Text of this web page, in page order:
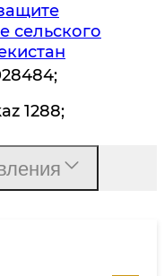
сельского
;
1288;